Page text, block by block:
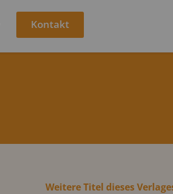
Kontakt
Weitere Titel dieses